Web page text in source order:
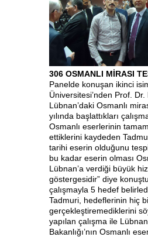
306 OSMANLI MİRASI
Panelde konuşan ikinci
Üniversitesi’nden Prof. Dr.
Lübnan’daki Osmanlı
yılında başlattıkları
Osmanlı eserlerinin
ettiklerini kaydeden
tarihi eserin olduğunu
bu kadar eserin olması
Lübnan’a verdiği büyük
göstergesidir” diye
çalışmayla 5 hedef
Tadmuri, hedeflerinin hiç
gerçekleştiremediklerini
yapılan çalışma ile
Bakanlığı’nın Osmanlı